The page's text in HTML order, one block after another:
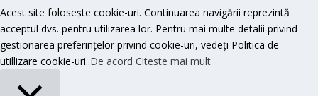
Acest site folosește cookie-uri. Continuarea navigării reprezintă
acceptul dvs. pentru utilizarea lor. Pentru mai multe detalii privind
gestionarea preferințelor privind cookie-uri, vedeți Politica de
utillizare cookie-uri..De acord Citeste mai mult